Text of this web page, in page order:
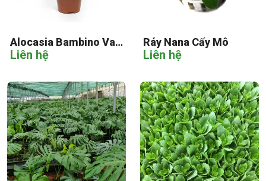
Alocasia Bambino Var
Cấy Mô
Liên hệ
Ráy Nana Cấy Mô
Liên hệ